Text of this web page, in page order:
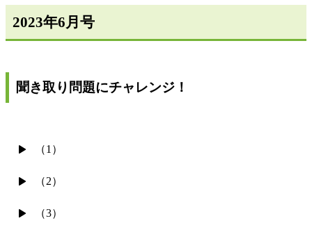
2023年6月号
聞き取り問題にチャレンジ！
（1）
（2）
（3）